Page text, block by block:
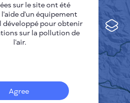
Capteurs
Carte de la pollution
Deutsch
Español
Français
ÇA MARCHE
sur le site ont été
d'un équipement
développé pour obtenir
sur la pollution de
l'air.
Agree